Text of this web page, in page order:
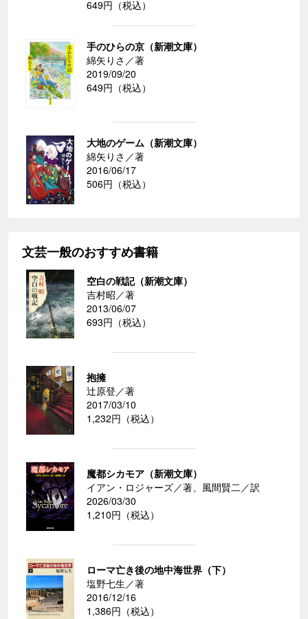
649円（税込）
手のひらの京（新潮文庫）
綿矢りさ／著
2019/09/20
649円（税込）
大地のゲーム（新潮文庫）
綿矢りさ／著
2016/06/17
506円（税込）
文芸一般のおすすめ書籍
空白の戦記（新潮文庫）
吉村昭／著
2013/06/07
693円（税込）
抱擁
辻原登／著
2017/03/10
1,232円（税込）
魔都シカモア（新潮文庫）
イアン・ロジャーズ／著、風間賢二／訳
2026/03/30
1,210円（税込）
ローマ亡き後の地中海世界（下）
塩野七生／著
2016/12/16
1,386円（税込）